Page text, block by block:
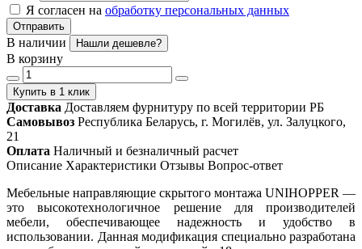
Я согласен на обработку персональных данных
Отправить
В наличии Нашли дешевле?
В корзину
Купить в 1 клик
Доставка Доставляем фурнитуру по всей территории РБ
Самовывоз Республика Беларусь, г. Могилёв, ул. Залуцкого,
21
Оплата Наличный и безналичный расчет
Описание Характеристики Отзывы Вопрос-ответ
Мебельные направляющие скрытого монтажа UNIHOPPER —
это высокотехнологичное решение для производителей
мебели, обеспечивающее надежность и удобство в
использовании. Данная модификация специально разработана